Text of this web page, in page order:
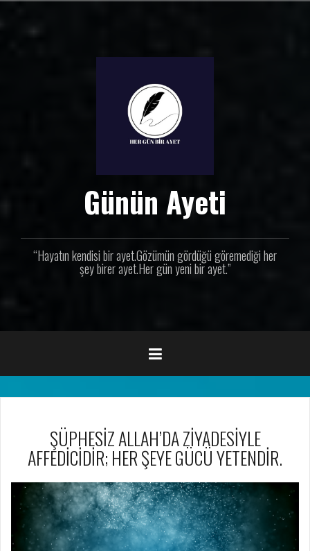
Günün Ayeti
“Hayatın kendisi bir ayet.Gözümün gördüğü göremediği her
şey birer ayet.Her gün yeni bir ayet.”
ŞÜPHESİZ ALLAH’DA ZİYADESİYLE
AFFEDİCİDİR; HER ŞEYE GÜCÜ YETENDİR.